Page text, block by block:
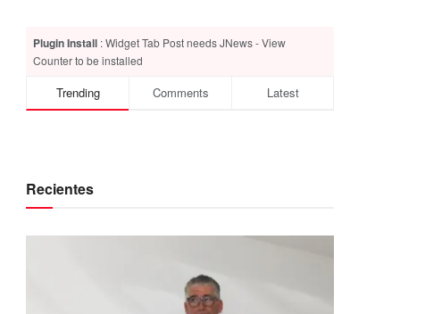
Plugin Install : Widget Tab Post needs JNews - View
Counter to be installed
Trending Comments Latest
Recientes